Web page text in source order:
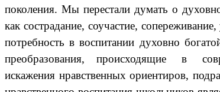
поколения. Мы перестали думать о
как сострадание, соучастие,
потребность в воспитании духовно
преобразования, происходящие в
искажения нравственных ориентиров,